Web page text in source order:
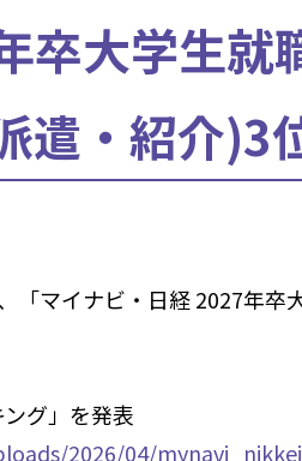
卒大学生
遣・紹介)3
マイナビ・日経 2027年
グ」を発表
2026/04/